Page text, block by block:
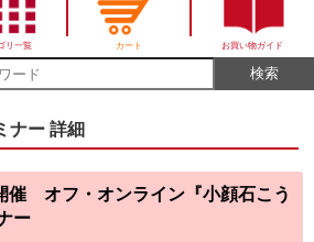
リ一覧 カート お買い物ガイド
ナー 詳細
催 オフ・オンライン『小顔石こう
ー